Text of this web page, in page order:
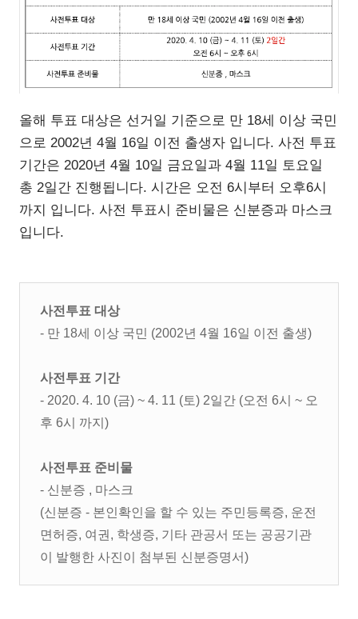
올해 투표 대상은 선거일 기준으로 만 18세 이상 국민
으로 2002년 4월 16일 이전 출생자 입니다. 사전 투표
기간은 2020년 4월 10일 금요일과 4월 11일 토요일
총 2일간 진행됩니다. 시간은 오전 6시부터 오후6시
까지 입니다. 사전 투표시 준비물은 신분증과 마스크
입니다.
사전투표 대상
- 만 18세 이상 국민 (2002년 4월 16일 이전 출생)
사전투표 기간
- 2020. 4. 10 (금) ~ 4. 11 (토) 2일간 (오전 6시 ~ 오
후 6시 까지)
사전투표 준비물
- 신분증 , 마스크
(신분증 - 본인확인을 할 수 있는 주민등록증, 운전
면허증, 여권, 학생증, 기타 관공서 또는 공공기관
이 발행한 사진이 첨부된 신분증명서)